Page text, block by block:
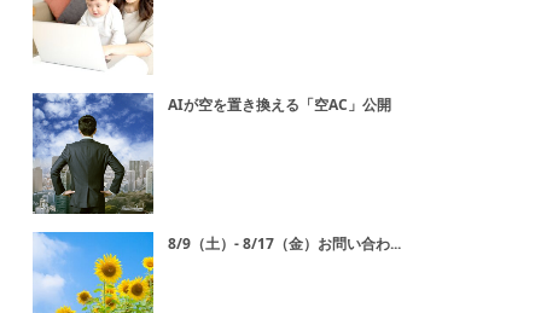
AIが空を置き換える「空AC」公開
8/9（土）- 8/17（金）お問い合わ...